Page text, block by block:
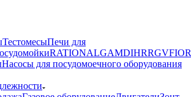
ТестомесыПечи для
RATIONALGAMDIHRRGV
Насосы для посудомоечного оборудования